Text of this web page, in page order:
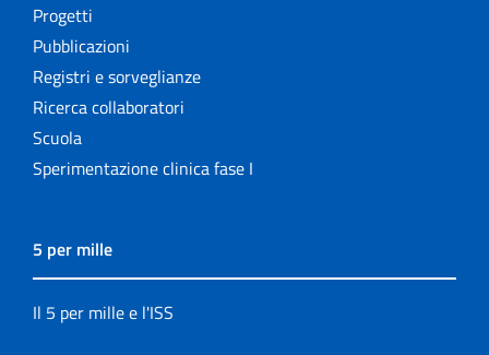
Progetti
Pubblicazioni
Registri e sorveglianze
Ricerca collaboratori
Scuola
Sperimentazione clinica fase I
5 per mille
Il 5 per mille e l'ISS